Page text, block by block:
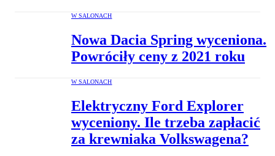
W SALONACH
Nowa Dacia Spring wyceniona.
Powróciły ceny z 2021 roku
W SALONACH
Elektryczny Ford Explorer
wyceniony. Ile trzeba zapłacić
za krewniaka Volkswagena?